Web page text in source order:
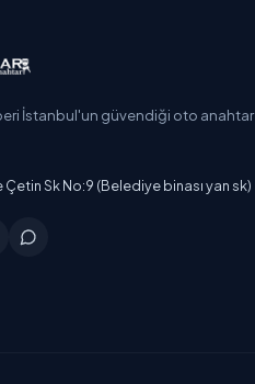
İstanbul'un güvendiği oto anahtar
Sk No:9 (Belediye binası yan sk)